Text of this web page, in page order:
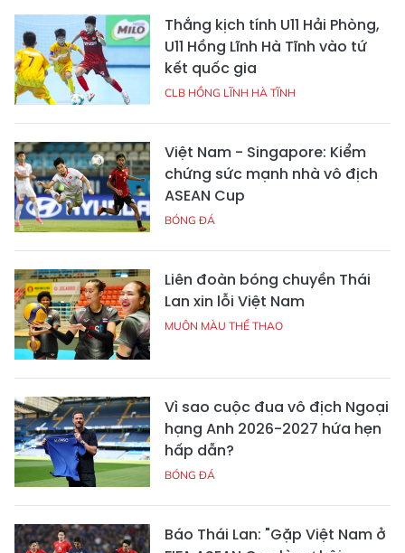
Thắng kịch tính U11 Hải Phòng,
U11 Hồng Lĩnh Hà Tĩnh vào tứ
kết quốc gia
CLB HỒNG LĨNH HÀ TĨNH
Việt Nam - Singapore: Kiểm
chứng sức mạnh nhà vô địch
ASEAN Cup
BÓNG ĐÁ
Liên đoàn bóng chuyền Thái
Lan xin lỗi Việt Nam
MUÔN MÀU THỂ THAO
Vì sao cuộc đua vô địch Ngoại
hạng Anh 2026-2027 hứa hẹn
hấp dẫn?
BÓNG ĐÁ
Báo Thái Lan: "Gặp Việt Nam ở